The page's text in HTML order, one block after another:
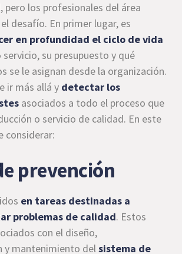
pero los profesionales del área
desafío. En primer lugar, es
en profundidad el ciclo de vida
servicio, su presupuesto y qué
se le asignan desde la organización.
ir más allá y detectar los
asociados a todo el proceso que
o servicio de calidad. En este
considerar:
prevención
en tareas destinadas a
problemas de calidad. Estos
con el diseño,
y mantenimiento delsistema de